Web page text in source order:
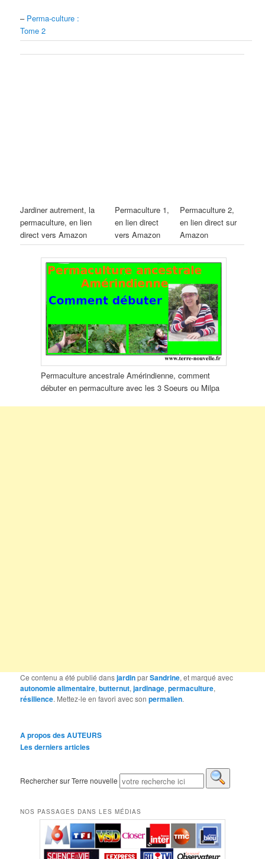
– Perma-culture :
Tome 2
Jardiner autrement, la
permaculture, en lien
direct vers Amazon
Permaculture 1,
en lien direct
vers Amazon
Permaculture 2,
en lien direct sur
Amazon
Permaculture ancestrale Amérindienne, comment
débuter en permaculture avec les 3 Soeurs ou Milpa
Ce contenu a été publié dansjardinparSandrine, et marqué avec
autonomie alimentaire,butternut,jardinage,permaculture,
résilience. Mettez-le en favori avec sonpermalien.
A propos des AUTEURS
Les derniers articles
Rechercher sur Terre nouvelle
NOS PASSAGES DANS LES MÉDIAS